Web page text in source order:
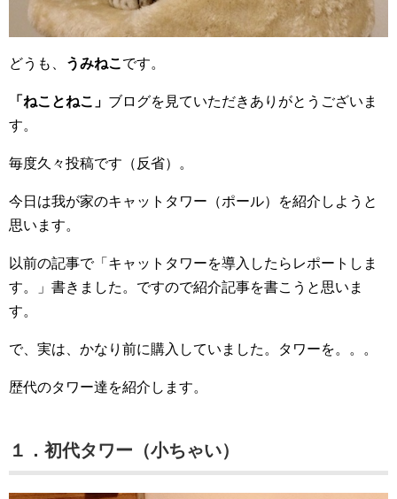
どうも、 うみねこ です。
「ねことねこ」 ブログを見ていただきありがとうございま
す。
毎度久々投稿です（反省）。
今日は我が家のキャットタワー（ポール）を紹介しようと
思います。
以前の記事で「キャットタワーを導入したらレポートしま
す。」書きました。ですので紹介記事を書こうと思いま
す。
で、実は、かなり前に購入していました。タワーを。。。
歴代のタワー達を紹介します。
１．初代タワー（小ちゃい）